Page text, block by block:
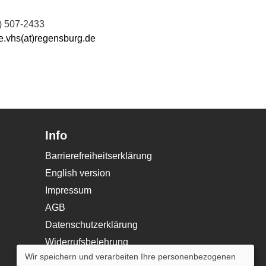
507-2433
Info
Barrierefreiheitserklärung
English version
Impressum
AGB
Datenschutzerklärung
Widerrufsbelehrung
Wir speichern und verarbeiten Ihre personenbezogenen